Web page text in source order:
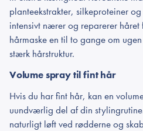
planteekstrakter, silkeproteiner
intensivt nærer og reparerer håret
hårmaske en til to gange om
stærk hårstruktur.
Volume spray til fint hår
Hvis du har fint hår, kan en
uundværlig del af din
naturligt løft ved rødderne og